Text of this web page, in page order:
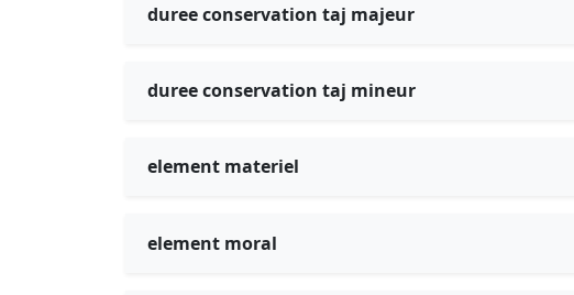
duree conservation taj majeur
duree conservation taj mineur
element materiel
element moral